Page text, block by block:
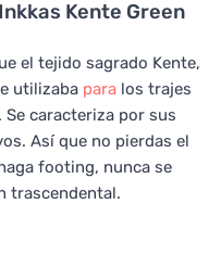
Inkkas Kente Green
el tejido sagrado Kente,
utilizaba para los trajes
caracteriza por sus
Así que no pierdas el
footing, nunca se
trascendental.